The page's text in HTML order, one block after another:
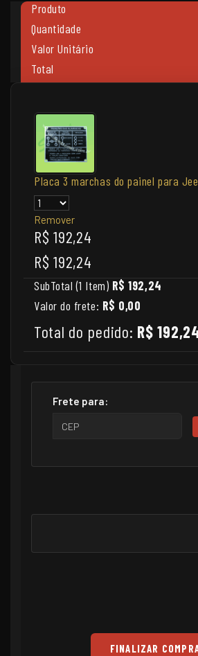
Produto
Quantidade
Valor Unitário
Total
Placa 3 marchas do painel para
Remover
R$ 192,24
R$ 192,24
SubTotal (1 Item) R$ 192,24
Valor do frete: R$ 0,00
Total do pedido: R$
Frete para:
FINALIZAR